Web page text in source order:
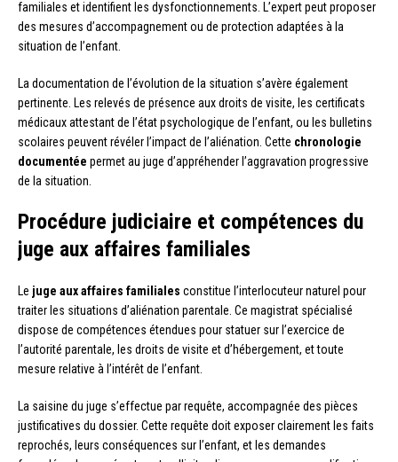
familiales et identifient les dysfonctionnements. L’expert peut proposer
des mesures d’accompagnement ou de protection adaptées à la
situation de l’enfant.
La documentation de l’évolution de la situation s’avère également
pertinente. Les relevés de présence aux droits de visite, les certificats
médicaux attestant de l’état psychologique de l’enfant, ou les bulletins
scolaires peuvent révéler l’impact de l’aliénation. Cette chronologie
documentée permet au juge d’appréhender l’aggravation progressive
de la situation.
Procédure judiciaire et compétences du
juge aux affaires familiales
Le juge aux affaires familiales constitue l’interlocuteur naturel pour
traiter les situations d’aliénation parentale. Ce magistrat spécialisé
dispose de compétences étendues pour statuer sur l’exercice de
l’autorité parentale, les droits de visite et d’hébergement, et toute
mesure relative à l’intérêt de l’enfant.
La saisine du juge s’effectue par requête, accompagnée des pièces
justificatives du dossier. Cette requête doit exposer clairement les faits
reprochés, leurs conséquences sur l’enfant, et les demandes